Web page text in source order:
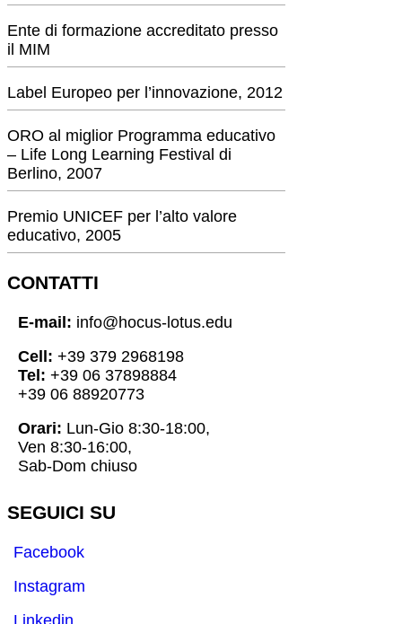
Ente di formazione accreditato presso
il MIM
Label Europeo per l’innovazione, 2012
ORO al miglior Programma educativo
– Life Long Learning Festival di
Berlino, 2007
Premio UNICEF per l’alto valore
educativo, 2005
CONTATTI
E-mail: info@hocus-lotus.edu
Cell: +39 379 2968198
Tel: +39 06 37898884
+39 06 88920773
Orari: Lun-Gio 8:30-18:00,
Ven 8:30-16:00,
Sab-Dom chiuso
SEGUICI SU
Facebook
Instagram